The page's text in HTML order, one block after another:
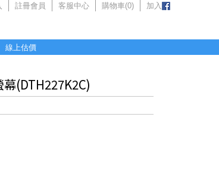
註冊會員 客服中心 購物車(0) 加入
線上估價
(DTH227K2C)